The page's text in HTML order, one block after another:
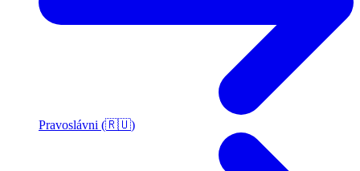
Pravoslávni (🇷🇺)